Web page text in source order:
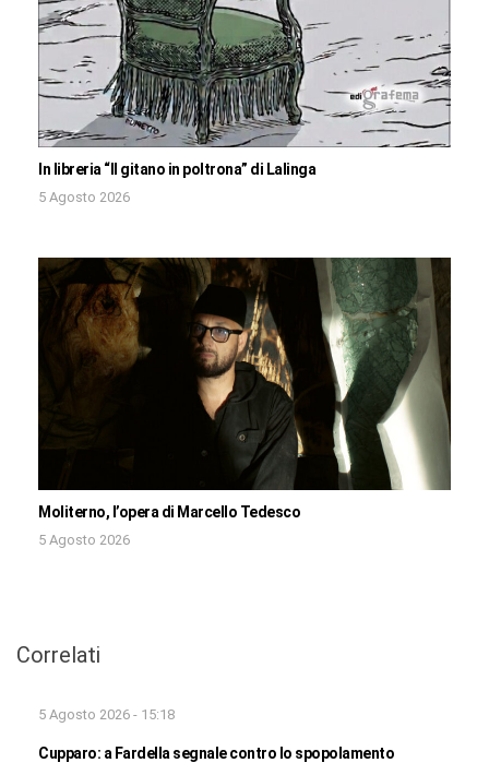
In libreria “Il gitano in poltrona” di Lalinga
5 Agosto 2026
Moliterno, l’opera di Marcello Tedesco
5 Agosto 2026
Correlati
5 Agosto 2026 - 15:18
Cupparo: a Fardella segnale contro lo spopolamento